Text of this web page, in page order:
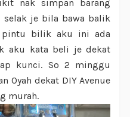
nak simpan barang
selak je bila bawa balik
pintu bilik aku ini ada
aku kata beli je dekat
kunci. So 2 minggu
Oyah dekat DIY Avenue
murah.